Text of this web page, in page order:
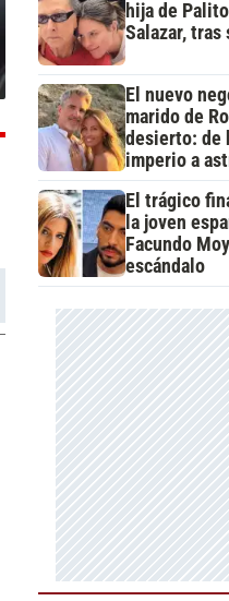
hija de
Salazar,
El nuevo
marido de
desierto: de
imperio a
El trágico
la joven
Facundo
escándalo